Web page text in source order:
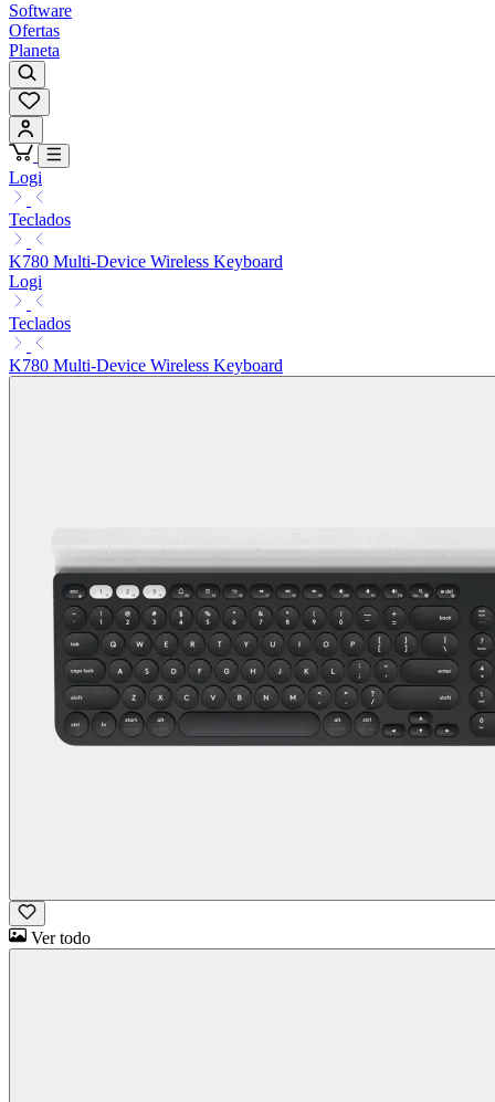
Software
Ofertas
Planeta
Logi
Teclados
K780 Multi-Device Wireless Keyboard
Logi
Teclados
K780 Multi-Device Wireless Keyboard
Ver todo